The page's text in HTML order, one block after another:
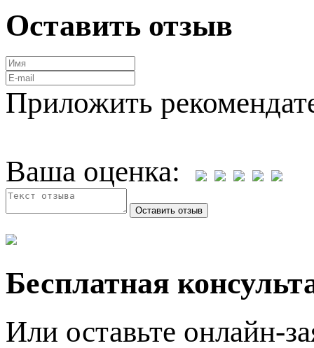
Оставить отзыв
Приложить
Ваша оценка:
Бесплатная
Или оставьте онлайн-